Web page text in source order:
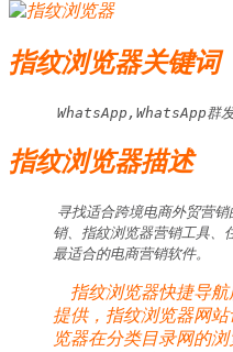
指纹浏览器关键词
WhatsApp,WhatsApp群
指纹浏览器描述
寻找适合跨境电商外贸营
销、指紋浏览器营销工具
最适合的电商营销软件。
指纹浏览器快捷导航
提供，指纹浏览器网
览器在分类目录网的